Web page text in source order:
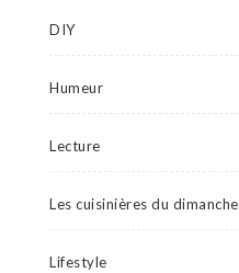
DIY
Humeur
Lecture
Les cuisinières du dimanche
Lifestyle